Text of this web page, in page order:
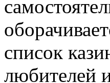
список
любителей